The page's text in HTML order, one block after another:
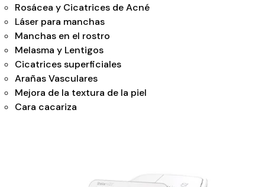
Rosácea y Cicatrices de Acné
Láser para manchas
Manchas en el rostro
Melasma y Lentigos
Cicatrices superficiales
Arañas Vasculares
Mejora de la textura de la piel
Cara cacariza